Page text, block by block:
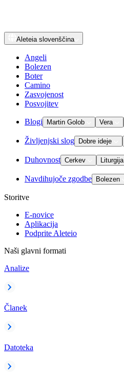
Aleteia slovenščina
Angeli
Bolezen
Boter
Camino
Zasvojenost
Posvojitev
Blogi Martin Golob Vera
Življenjski slog Dobre ideje
Duhovnost Cerkev Liturgija
Navdihujoče zgodbe Bolezen
Storitve
E-novice
Aplikacija
Podprite Aleteio
Naši glavni formati
Analize
Članek
Datoteka